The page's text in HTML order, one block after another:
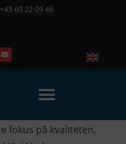
+45 60 22 09 46